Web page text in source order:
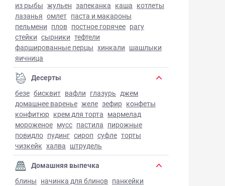
из рыбы жульен запеканка каша котлеты
лазанья омлет паста и макароны
пельмени плов постное горячее рагу
стейки сырники тефтели
фаршированные перцы хинкали шашлыки
яичница
Десерты
безе бисквит вафли глазурь джем
домашнее варенье желе зефир конфеты
конфитюр крем для торта мармелад
мороженое мусс пастила пирожные
повидло пудинг сироп суфле торты
чизкейк халва штрудель
Домашняя выпечка
блины начинка для блинов панкейки